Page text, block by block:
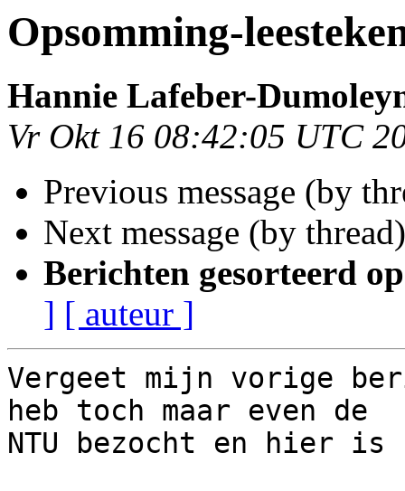
Opsomming-
Hannie Lafeber-
Vr Okt 16 08:42:05 UTC
Previous message (by
Next message (by
Berichten gesorteerd
] [ auteur ]
Vergeet mijn vorige
heb toch maar even de
NTU bezocht en hier is